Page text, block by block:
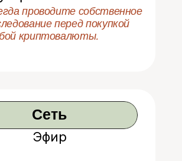
проводите собственное
перед покупкой
криптовалюты.
Сеть
Эфир